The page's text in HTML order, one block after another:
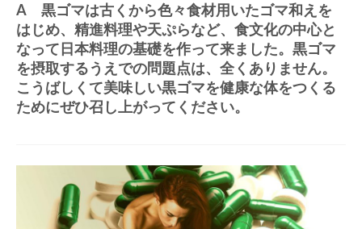
A 黒ゴマは古くから色々食材用いたゴマ和えを
はじめ、精進料理や天ぷらなど、食文化の中心と
なって日本料理の基礎を作って来ました。黒ゴマ
を摂取するうえでの問題点は、全くありません。
こうばしくて美味しい黒ゴマを健康な体をつくる
ためにぜひ召し上がってください。